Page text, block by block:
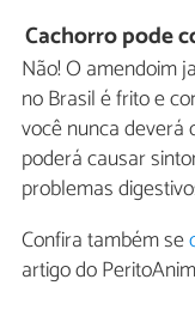
Cachorro pode
Não! O amendoim
no Brasil é frito e
você nunca deverá
poderá causar
problemas
Confira também se
artigo do